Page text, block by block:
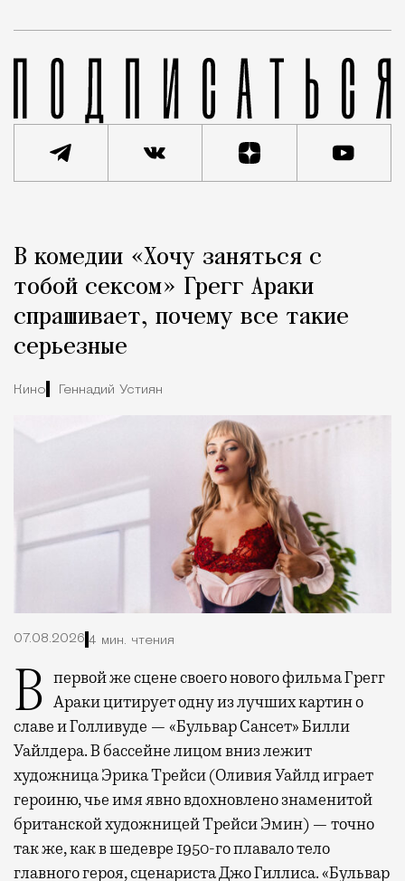
Город
В комедии «Хочу заняться с
тобой сексом» Грегг Араки
спрашивает, почему все такие
серьезные
Кино Геннадий Устиян
07.08.2026 4 мин. чтения
В первой же сцене своего нового фильма Грегг Араки цитирует одну из лучших картин о
славе и Голливуде — «Бульвар Сансет» Билли
Уайлдера. В бассейне лицом вниз лежит
художница Эрика Трейси (Оливия Уайлд играет
героиню, чье имя явно вдохновлено знаменитой
британской художницей Трейси Эмин) — точно
так же, как в шедевре 1950-го плавало тело
главного героя, сценариста Джо Гиллиса. «Бульвар